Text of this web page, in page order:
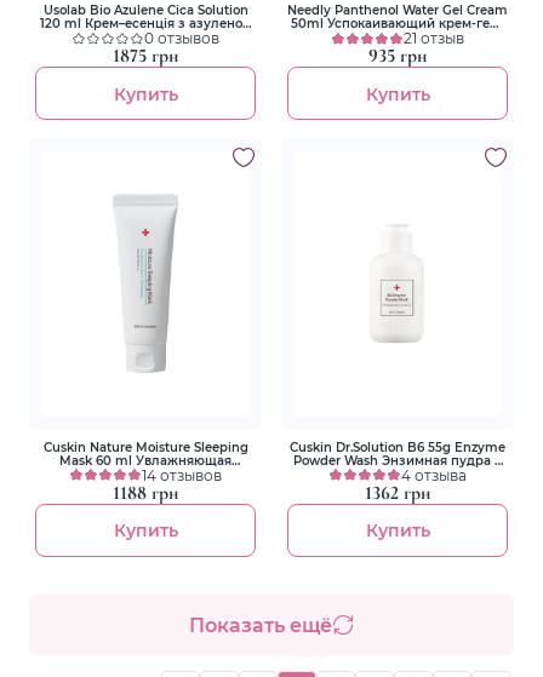
Usolab Bio Azulene Cica Solution
120 ml Крем–есенція з азуленом
та центелою для проблемної
шкіри
0 отзывов
1875 грн
Купить
Needly Panthenol Water Gel Cream
50ml Успокаивающий крем-гель
с пантенолом
21 отзыв
935 грн
Купить
Cuskin Nature Moisture Sleeping
Mask 60 ml Увлажняющая
ночная маска
14 отзывов
1188 грн
Купить
Cuskin Dr.Solution B6 55g Enzyme
Powder Wash Энзимная пудра с
пиридоксином и каламином
4 отзыва
1362 грн
Купить
Показать ещё